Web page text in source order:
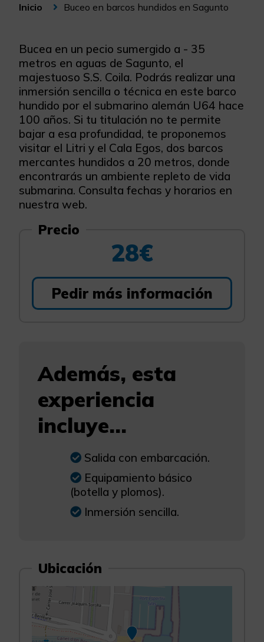
Inicio Buceo en barcos hundidos en Sagunto
Bucea en un pecio sumergido a - 35
metros en aguas de Sagunto, el
majestuoso S.S. Coila. Podrás realizar una
inmersión sencilla o técnica en este barco
hundido por el submarino alemán U64 hace
100 años. Si tu titulación no te permite
bajar a esa profundidad, te proponemos
visitar el Litri y el Cala Egos, dos barcos
mercantes hundidos a 20 metros, donde
encontrarás un ambiente repleto de vida
submarina. Consulta fechas y horarios en
nuestra web.
Precio
28€
Pedir más información
Además, esta
experiencia
incluye...
Salida con embarcación.
Equipamiento básico
(botella y plomos).
Inmersión sencilla.
Ubicación